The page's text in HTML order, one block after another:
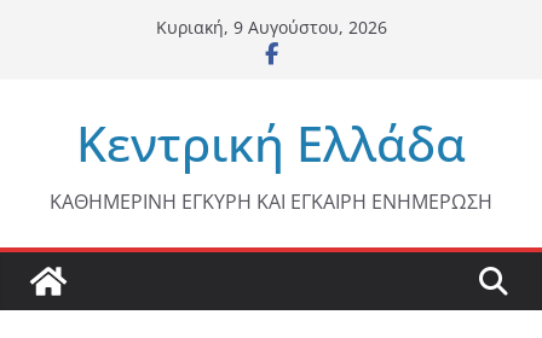
Κυριακή, 9 Αυγούστου, 2026
Κεντρική Ελλάδα
ΚΑΘΗΜΕΡΙΝΗ ΕΓΚΥΡΗ ΚΑΙ ΕΓΚΑΙΡΗ ΕΝΗΜΕΡΩΣΗ